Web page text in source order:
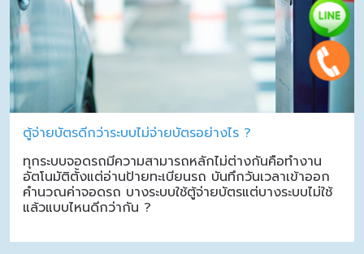
ตู้จ่ายบัตรดีกว่าระบบไม่จ่ายบัตรอย่างไร ?
ทุกระบบจอดรถมีความสามารถหลักไม่ต่างกันคือทำงาน
อัตโนมัติตั้งแต่อ่านป้ายทะเบียนรถ บันทึกวันเวลาเข้าออก
คำนวณค่าจอดรถ บางระบบใช้ตู้จ่ายบัตรแต่บางระบบไม่ใช้
แล้วแบบไหนดีกว่ากัน ?